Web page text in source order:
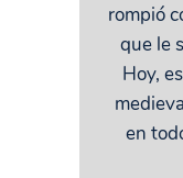
rompió
que le
Hoy,
en